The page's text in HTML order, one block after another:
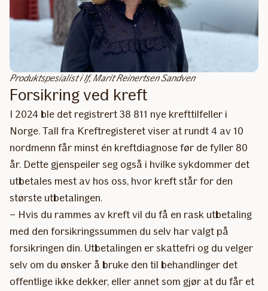
Produktspesialist i If, Marit Reinertsen Sandven
Forsikring ved kreft
I 2024 ble det registrert 38 811 nye krefttilfeller i
Norge. Tall fra Kreftregisteret viser at rundt 4 av 10
nordmenn får minst én kreftdiagnose før de fyller 80
år. Dette gjenspeiler seg også i hvilke sykdommer det
utbetales mest av hos oss, hvor kreft står for den
største utbetalingen.
– Hvis du rammes av kreft vil du få en rask utbetaling
med den forsikringssummen du selv har valgt på
forsikringen din. Utbetalingen er skattefri og du velger
selv om du ønsker å bruke den til behandlinger det
offentlige ikke dekker, eller annet som gjør at du får et